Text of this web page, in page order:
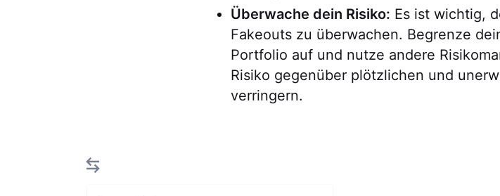
Überwache dein Risiko: Es ist wichtig,
Fakeouts zu überwachen. Begrenze
Portfolio auf und nutze andere
Risiko gegenüber plötzlichen und
verringern.